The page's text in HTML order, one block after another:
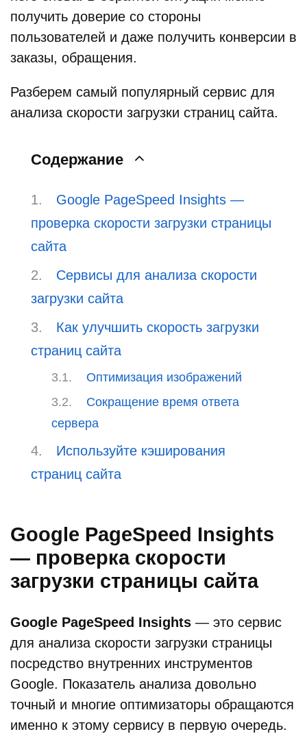
получить доверие со стороны
пользователей и даже получить конверсии в
заказы, обращения.
Разберем самый популярный сервис для
анализа скорости загрузки страниц сайта.
Содержание
Google PageSpeed Insights —
проверка скорости загрузки страницы
сайта
Сервисы для анализа скорости
загрузки сайта
Как улучшить скорость загрузки
страниц сайта
Оптимизация изображений
Сокращение время ответа
сервера
Используйте кэширования
страниц сайта
Google PageSpeed Insights
— проверка скорости
загрузки страницы сайта
Google PageSpeed Insights — это сервис
для анализа скорости загрузки страницы
посредство внутренних инструментов
Google. Показатель анализа довольно
точный и многие оптимизаторы обращаются
именно к этому сервису в первую очередь.